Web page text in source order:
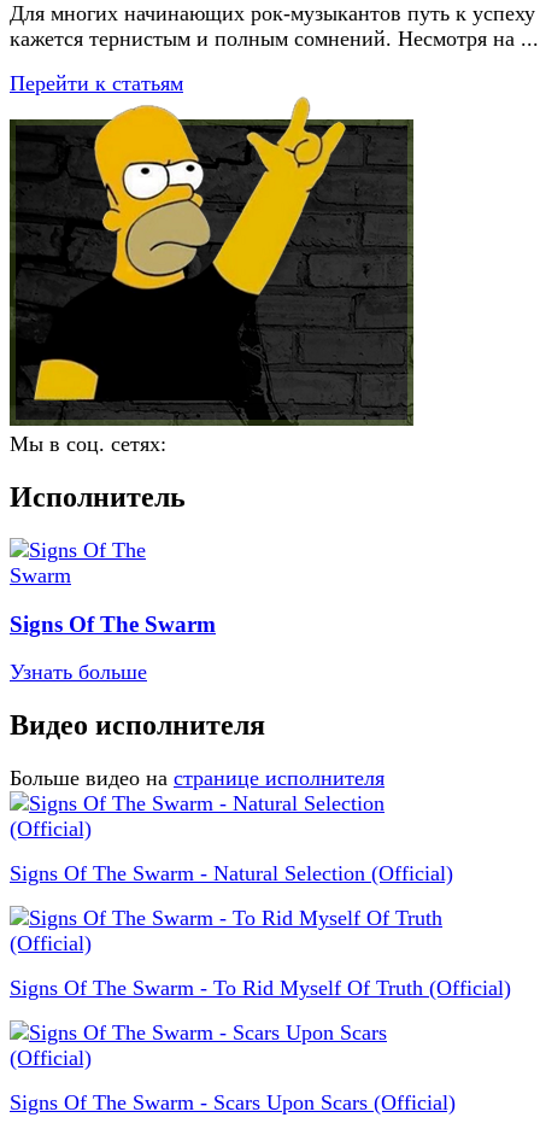
Для многих начинающих рок-музыкантов путь к успеху
кажется тернистым и полным сомнений. Несмотря на ...
Перейти к статьям
Мы в соц. сетях:
Исполнитель
Signs Of The Swarm
Узнать больше
Видео исполнителя
Больше видео на странице исполнителя
Signs Of The Swarm - Natural Selection (Official)
Signs Of The Swarm - To Rid Myself Of Truth (Official)
Signs Of The Swarm - Scars Upon Scars (Official)